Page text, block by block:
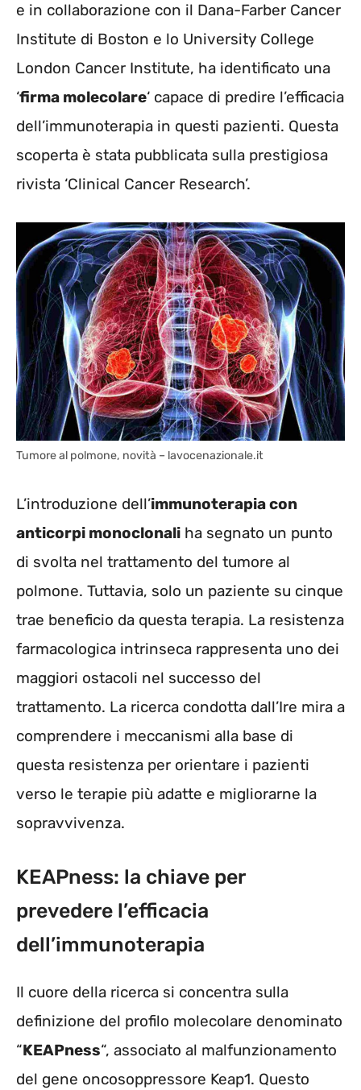
e in collaborazione con il Dana-Farber Cancer
Institute di Boston e lo University College
London Cancer Institute, ha identificato una
‘firma molecolare‘ capace di predire l’efficacia
dell’immunoterapia in questi pazienti. Questa
scoperta è stata pubblicata sulla prestigiosa
rivista ‘Clinical Cancer Research’.
Tumore al polmone, novità – lavocenazionale.it
L’introduzione dell’immunoterapia con
anticorpi monoclonali ha segnato un punto
di svolta nel trattamento del tumore al
polmone. Tuttavia, solo un paziente su cinque
trae beneficio da questa terapia. La resistenza
farmacologica intrinseca rappresenta uno dei
maggiori ostacoli nel successo del
trattamento. La ricerca condotta dall’Ire mira a
comprendere i meccanismi alla base di
questa resistenza per orientare i pazienti
verso le terapie più adatte e migliorarne la
sopravvivenza.
KEAPness: la chiave per
prevedere l’efficacia
dell’immunoterapia
Il cuore della ricerca si concentra sulla
definizione del profilo molecolare denominato
“KEAPness“, associato al malfunzionamento
del gene oncosoppressore Keap1. Questo